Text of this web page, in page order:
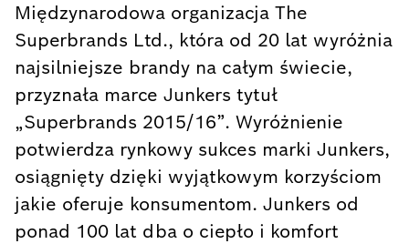
Międzynarodowa organizacja The
Superbrands Ltd., która od 20 lat wyróżnia
najsilniejsze brandy na całym świecie,
przyznała marce Junkers tytuł
„Superbrands 2015/16”. Wyróżnienie
potwierdza rynkowy sukces marki Junkers,
osiągnięty dzięki wyjątkowym korzyściom
jakie oferuje konsumentom. Junkers od
ponad 100 lat dba o ciepło i komfort